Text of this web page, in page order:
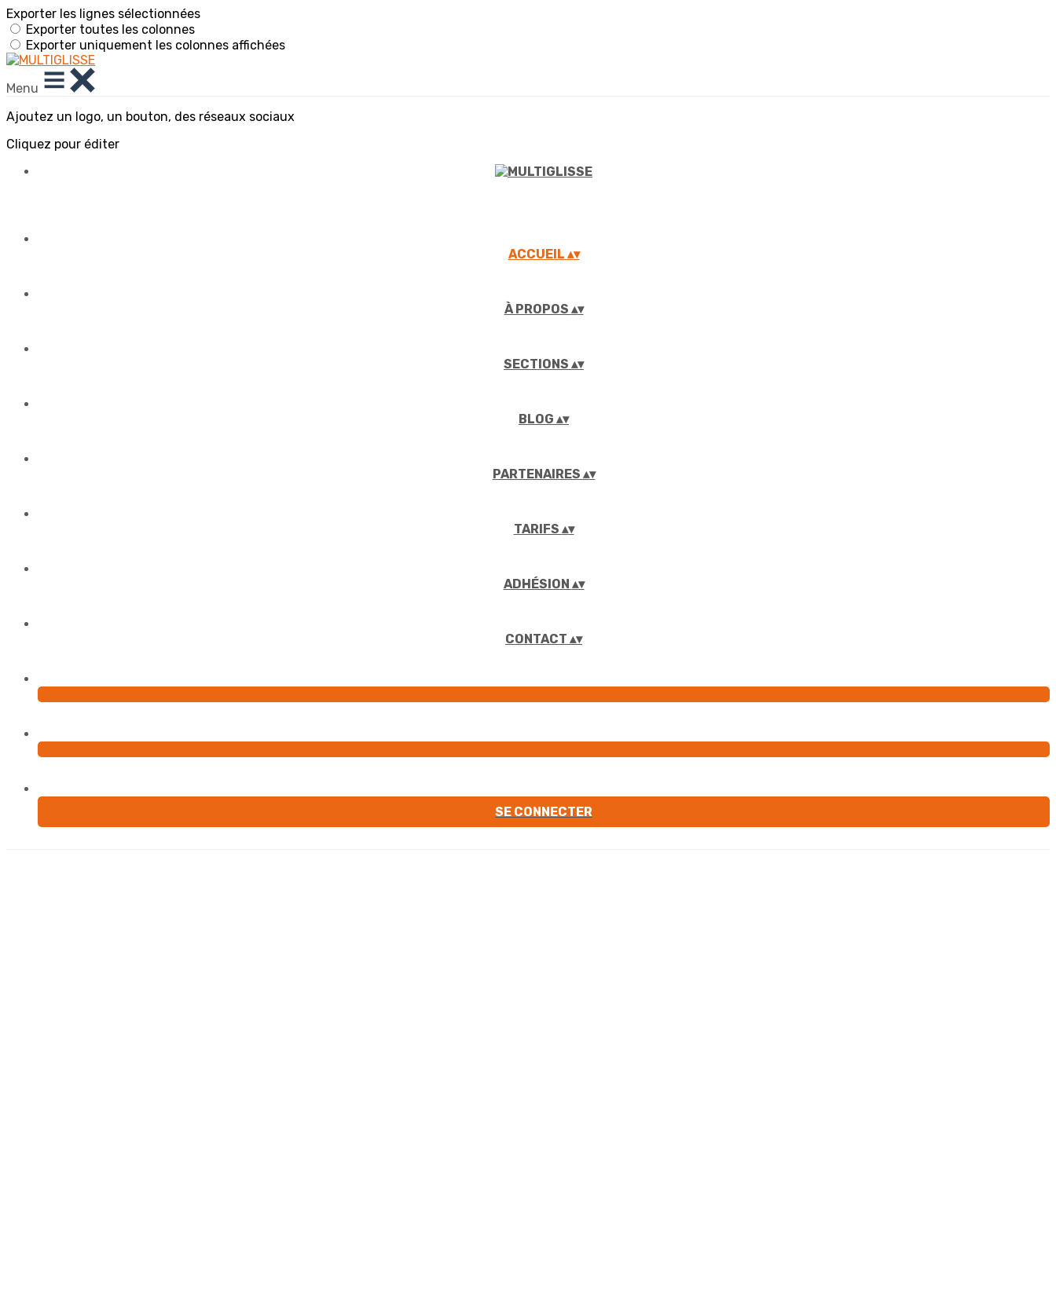
Exporter les lignes sélectionnées
Exporter toutes les colonnes
Exporter uniquement les colonnes affichées
Menu
Ajoutez un logo, un bouton, des réseaux sociaux
Cliquez pour éditer
ACCUEIL ▴▾
À PROPOS ▴▾
SECTIONS ▴▾
BLOG ▴▾
PARTENAIRES ▴▾
TARIFS ▴▾
ADHÉSION ▴▾
CONTACT ▴▾
SE CONNECTER